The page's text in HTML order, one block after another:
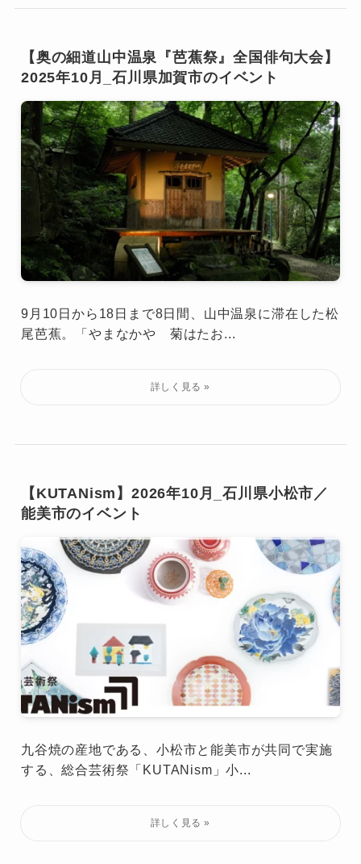
【奥の細道山中温泉『芭蕉祭』全国俳句大会】
2025年10月_石川県加賀市のイベント
9月10日から18日まで8日間、山中温泉に滞在した松
尾芭蕉。「やまなかや 菊はたお...
【KUTANism】2026年10月_石川県小松市／
能美市のイベント
九谷焼の産地である、小松市と能美市が共同で実施
する、総合芸術祭「KUTANism」小...